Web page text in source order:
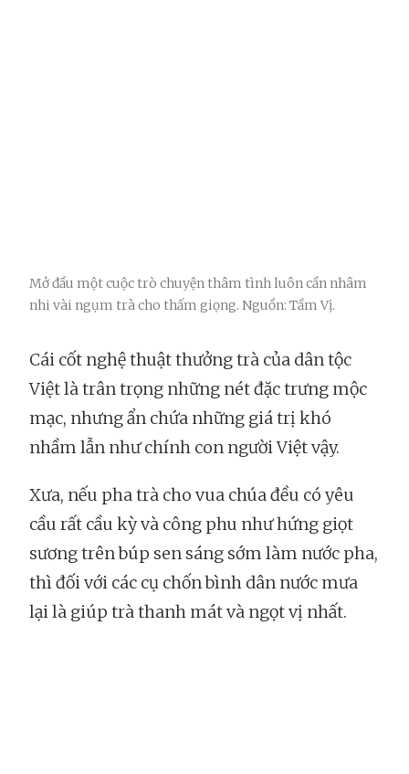
Mở đầu một cuộc trò chuyện thâm tình luôn cần nhâm
nhi vài ngụm trà cho thấm giọng. Nguồn: Tầm Vị.
Cái cốt nghệ thuật thưởng trà của dân tộc
Việt là trân trọng những nét đặc trưng mộc
mạc, nhưng ẩn chứa những giá trị khó
nhầm lẫn như chính con người Việt vậy.
Xưa, nếu pha trà cho vua chúa đều có yêu
cầu rất cầu kỳ và công phu như hứng giọt
sương trên búp sen sáng sớm làm nước pha,
thì đối với các cụ chốn bình dân nước mưa
lại là giúp trà thanh mát và ngọt vị nhất.